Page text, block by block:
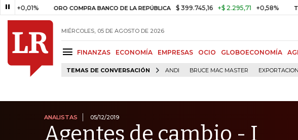
ORO COMPRA BANCO DE LA REPÚBLICA $ 399.745,16 +$ 2.295,71 +0,58% TASA DE
MIÉRCOLES, 05 DE AGOSTO DE 2026
FINANZAS ECONOMÍA EMPRESAS OCIO GLOBOECONOMÍA
TEMAS DE CONVERSACIÓN ANDI BRUCE MAC MASTER
ANALISTAS 05/12/2019
Agentes de cambio - I